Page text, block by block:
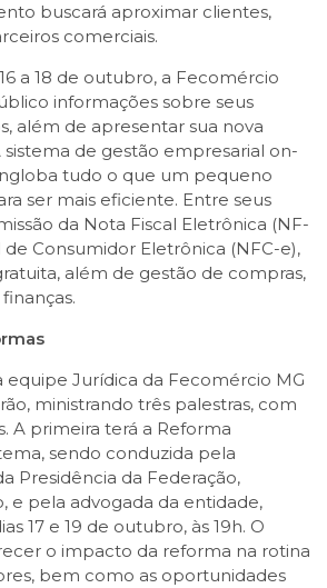
buscará aproximar clientes,
comerciais.
a 18 de outubro, a Fecomércio
informações sobre seus
além de apresentar sua nova
sistema de gestão empresarial on-
tudo o que um pequeno
ser mais eficiente. Entre seus
da Nota Fiscal Eletrônica (NF-
de Consumidor Eletrônica (NFC-e),
além de gestão de compras,
equipe Jurídica da Fecomércio MG
ministrando três palestras, com
A primeira terá a Reforma
sendo conduzida pela
Presidência da Federação,
e pela advogada da entidade,
17 e 19 de outubro, às 19h. O
o impacto da reforma na rotina
bem como as oportunidades